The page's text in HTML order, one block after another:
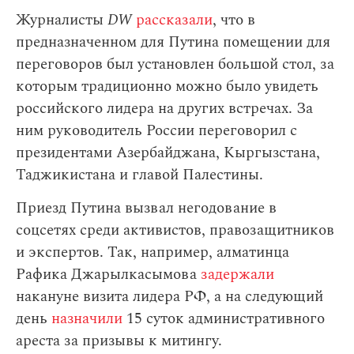
Журналисты DW рассказали, что в
предназначенном для Путина помещении для
переговоров был установлен большой стол, за
которым традиционно можно было увидеть
российского лидера на других встречах. За
ним руководитель России переговорил с
президентами Азербайджана, Кыргызстана,
Таджикистана и главой Палестины.
Приезд Путина вызвал негодование в
соцсетях среди активистов, правозащитников
и экспертов. Так, например, алматинца
Рафика Джарылкасымова задержали
накануне визита лидера РФ, а на следующий
день назначили 15 суток административного
ареста за призывы к митингу.